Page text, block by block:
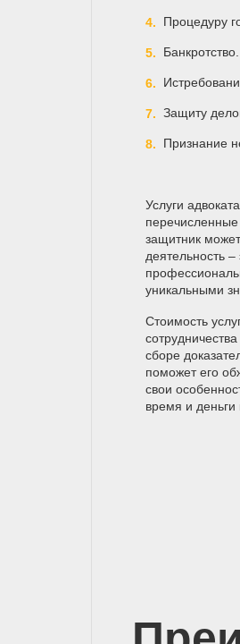
Процедуру
Банкротство.
Защиту
Признание
Услуги
перечисленные
защитник
деятельность
уникальными
Стоимость
сборе
поможет его
свои
время и деньги